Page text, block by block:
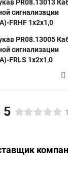
PR08.13013
сигнализации
FRHF 1х2х1,0
PR08.13005
сигнализации
FRLS 1х2х1,0
5 1